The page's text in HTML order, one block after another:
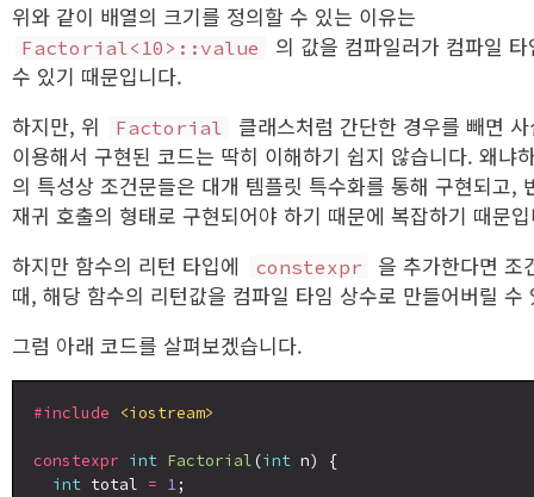
위와 같이 배열의 크기를 정의할 수 있는 이유는
Factorial<10>::value
의 값을 컴파일러가 컴파일
수 있기 때문입니다.
하지만, 위
Factorial
클래스처럼 간단한 경우를 빼면
이용해서 구현된 코드는 딱히 이해하기 쉽지 않습니다. 왜냐
의 특성상 조건문들은 대개 템플릿 특수화를 통해 구현되고,
재귀 호출의 형태로 구현되어야 하기 때문에 복잡하기 때문
하지만 함수의 리턴 타입에
constexpr
을 추가한다면 조
때, 해당 함수의 리턴값을 컴파일 타임 상수로 만들어버릴 수
그럼 아래 코드를 살펴보겠습니다.
#include <iostream>
constexpr int Factorial (int n) {
int total = 1;